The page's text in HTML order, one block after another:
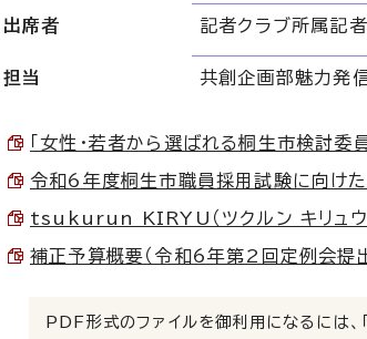
出席者 記者クラブ所属記
担当 共創企画部魅力発
「女性・若者から選ばれる桐生市検討
令和6年度桐生市職員採用試験に向け
tsukurun KIRYU（ツクルン キリュウ
補正予算概要（令和6年第2回定例会提
PDF形式のファイルを御利用になるには